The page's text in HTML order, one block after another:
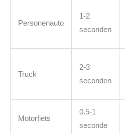
Personenauto
1-2
seconden
Truck
2-3
seconden
Motorfiets
0.5-1
seconde